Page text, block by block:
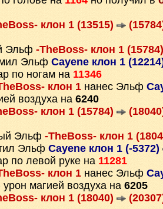
клон 1 (13515)
Эльф -TheBoss- клон 1
Эльф Cayene клон 1
по ногам на 11346
клон 1 нанес Эльф
воздуха на 6240
клон 1 (15784)
Эльф -TheBoss- клон 1
Эльф Cayene клон 1 (-5372)
по левой руке на 11281
клон 1 нанес Эльф
урон магией воздуха на 6205
клон 1 (18040)